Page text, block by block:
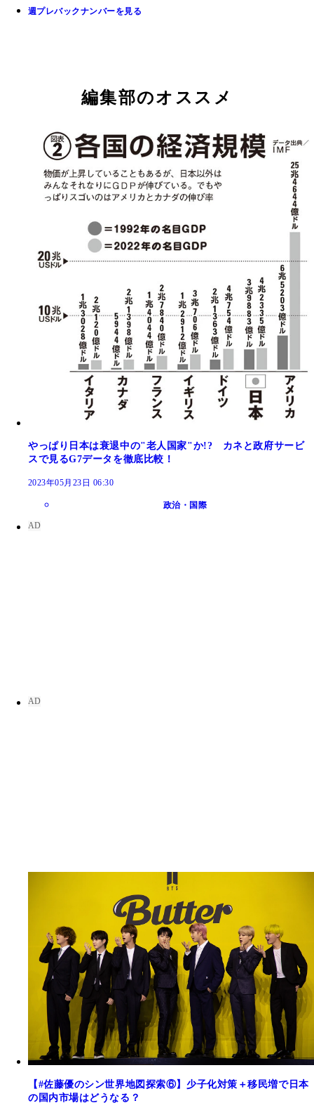
週プレバックナンバーを見る
編集部のオススメ
やっぱり日本は衰退中の"老人国家"か!? カネと政府サービ
スで見るG7データを徹底比較！
2023年05月23日 06:30
政治・国際
【#佐藤優のシン世界地図探索⑥】少子化対策＋移民増で日本
の国内市場はどうなる？